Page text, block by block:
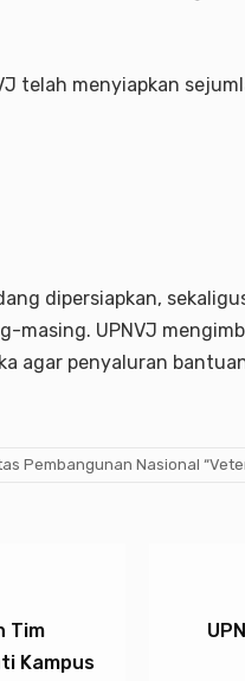
telah menyiapkan
dipersiapkan,
masing. UPNVJ
agar penyaluran
Pembangunan Nasional
Tim
Kampus